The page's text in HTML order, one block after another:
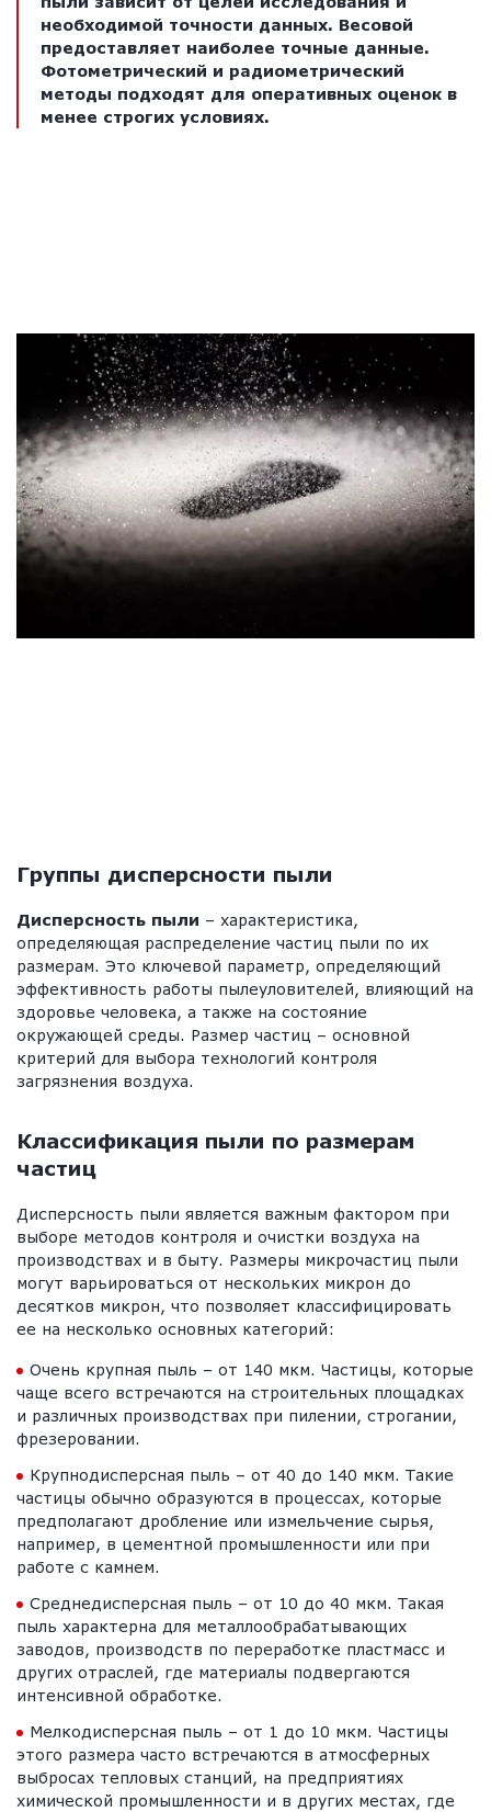
необходимой точности данных. Весовой
предоставляет наиболее точные данные.
Фотометрический и радиометрический
методы подходят для оперативных оценок в
менее строгих условиях.
Группы дисперсности пыли
Дисперсность пыли – характеристика,
определяющая распределение частиц пыли по их
размерам. Это ключевой параметр, определяющий
эффективность работы пылеуловителей, влияющий на
здоровье человека, а также на состояние
окружающей среды. Размер частиц – основной
критерий для выбора технологий контроля
загрязнения воздуха.
Классификация пыли по размерам
частиц
Дисперсность пыли является важным фактором при
выборе методов контроля и очистки воздуха на
производствах и в быту. Размеры микрочастиц пыли
могут варьироваться от нескольких микрон до
десятков микрон, что позволяет классифицировать
ее на несколько основных категорий:
Очень крупная пыль – от 140 мкм. Частицы, которые
чаще всего встречаются на строительных площадках
и различных производствах при пилении, строгании,
фрезеровании.
Крупнодисперсная пыль – от 40 до 140 мкм. Такие
частицы обычно образуются в процессах, которые
предполагают дробление или измельчение сырья,
например, в цементной промышленности или при
работе с камнем.
Среднедисперсная пыль – от 10 до 40 мкм. Такая
пыль характерна для металлообрабатывающих
заводов, производств по переработке пластмасс и
других отраслей, где материалы подвергаются
интенсивной обработке.
Мелкодисперсная пыль – от 1 до 10 мкм. Частицы
этого размера часто встречаются в атмосферных
выбросах тепловых станций, на предприятиях
химической промышленности и в других местах, где